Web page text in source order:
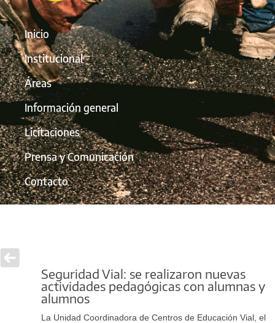
Inicio
Institucional
Áreas
Información general
Licitaciones
Prensa y Comunicación
Contacto
Seguridad Vial: se realizaron nuevas
actividades pedagógicas con alumnas y
alumnos
La Unidad Coordinadora de Centros de Educación Vial, el